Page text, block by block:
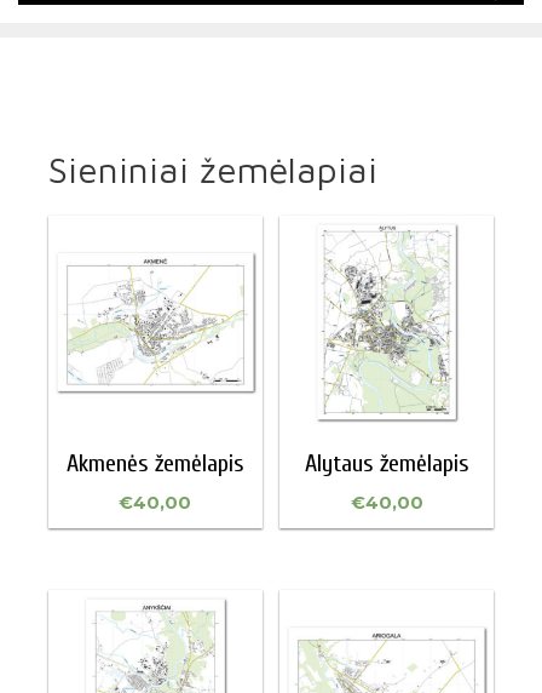
Sieniniai žemėlapiai
Akmenės žemėlapis
€40,00
Alytaus žemėlapis
€40,00